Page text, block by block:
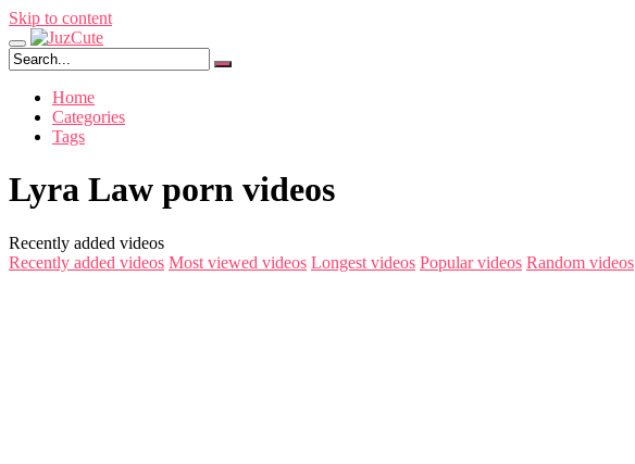
Skip to content
Home
Categories
Tags
Lyra Law porn videos
Recently added videos
Recently added videos Most viewed videos Longest videos Popular videos Random videos